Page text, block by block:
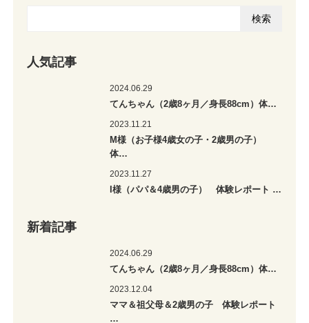
検索
人気記事
2024.06.29
てんちゃん（2歳8ヶ月／身長88cm）体…
2023.11.21
M様（お子様4歳女の子・2歳男の子）
体…
2023.11.27
I様（パパ＆4歳男の子） 体験レポート …
新着記事
2024.06.29
てんちゃん（2歳8ヶ月／身長88cm）体…
2023.12.04
ママ＆祖父母＆2歳男の子 体験レポート
…